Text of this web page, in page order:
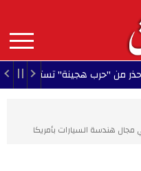
contenu
principal
MAIN
NAVIGATION
هجينة" تستهدف استقرار
مجال هندسة السيارات بأمريكا